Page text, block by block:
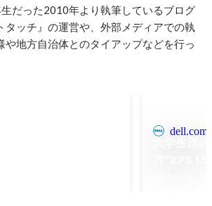
だった2010年より執筆しているブログ
タッチ』の運営や、外部メディアでの執
や地方自治体とのタイアップなどを行っ
dell.com